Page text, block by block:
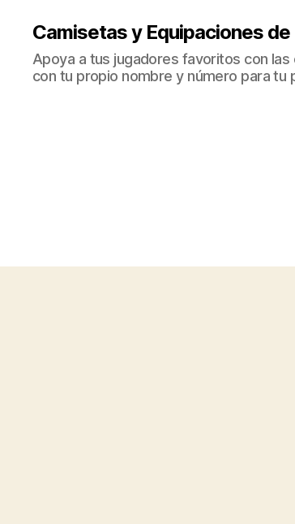
Camisetas y Equipaciones de
Apoya a tus jugadores favoritos con
con tu propio nombre y número para tu